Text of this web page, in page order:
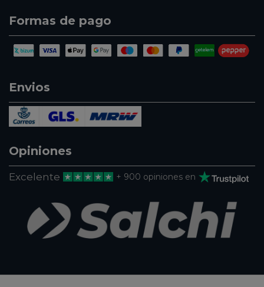
Formas de pago
Envios
Opiniones
Excelente + 900 opiniones en